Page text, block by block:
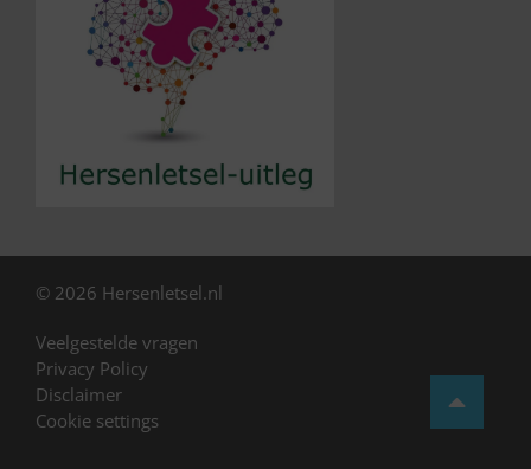
© 2026 Hersenletsel.nl
Veelgestelde vragen
Privacy Policy
Disclaimer
Cookie settings